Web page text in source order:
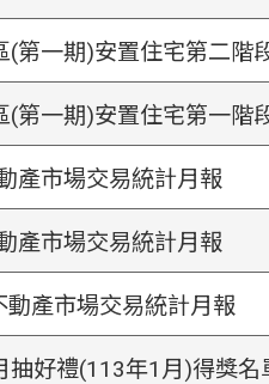
(第一期)安置住宅第二階
(第一期)安置住宅第一階
產市場交易統計月報
產市場交易統計月報
產市場交易統計月報
抽好禮(113年1月)得獎名